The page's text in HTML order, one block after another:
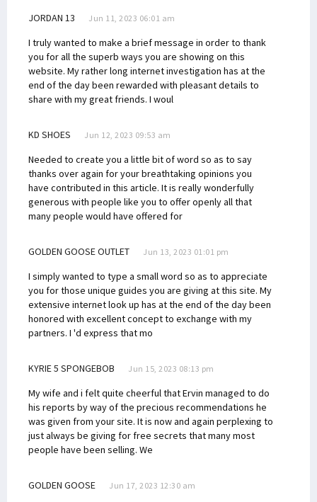
JORDAN 13 Jun 11, 2023 06:01 am
I truly wanted to make a brief message in order to thank
you for all the superb ways you are showing on this
website. My rather long internet investigation has at the
end of the day been rewarded with pleasant details to
share with my great friends. I woul
KD SHOES Jun 12, 2023 09:53 am
Needed to create you a little bit of word so as to say
thanks over again for your breathtaking opinions you
have contributed in this article. It is really wonderfully
generous with people like you to offer openly all that
many people would have offered for
GOLDEN GOOSE OUTLET Jun 13, 2023 01:01 pm
I simply wanted to type a small word so as to appreciate
you for those unique guides you are giving at this site. My
extensive internet look up has at the end of the day been
honored with excellent concept to exchange with my
partners. I 'd express that mo
KYRIE 5 SPONGEBOB Jun 15, 2023 08:13 pm
My wife and i felt quite cheerful that Ervin managed to do
his reports by way of the precious recommendations he
was given from your site. It is now and again perplexing to
just always be giving for free secrets that many most
people have been selling. We
GOLDEN GOOSE Jun 17, 2023 12:30 am